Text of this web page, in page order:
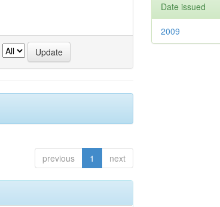
previous 1 next
Date issued
2009